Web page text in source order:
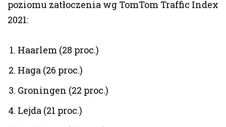
poziomu zatłoczenia wg TomTom Traffic Index
2021:
Haarlem (28 proc.)
Haga (26 proc.)
Groningen (22 proc.)
Lejda (21 proc.)